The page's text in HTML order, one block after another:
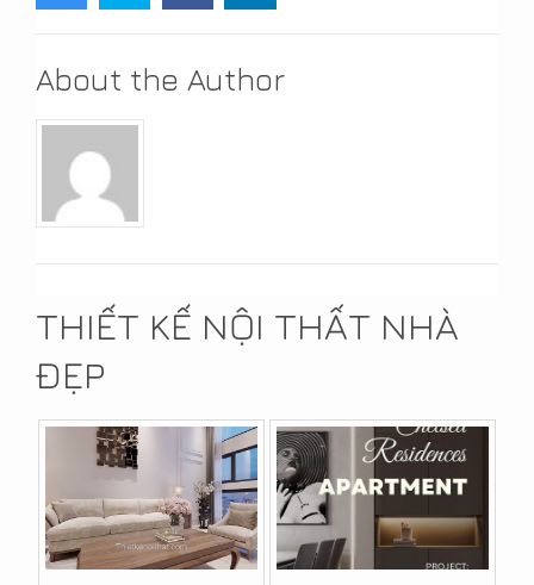
About the Author
THIẾT KẾ NỘI THẤT NHÀ
ĐẸP